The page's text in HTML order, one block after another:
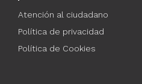
Atención al ciudadano
Política de privacidad
Política de Cookies